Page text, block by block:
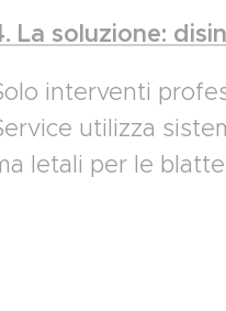
La soluzione:
interventi
utilizza
letali per le